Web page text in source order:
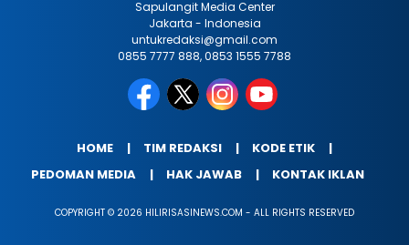
Sapulangit Media Center
Jakarta - Indonesia
untukredaksi@gmail.com
0855 7777 888, 0853 1555 7788
HOME TIM REDAKSI
KODE ETIK
PEDOMAN MEDIA
HAK JAWAB KONTAK IKLAN
COPYRIGHT © 2026 HILIRISASINEWS.COM - ALL RIGHTS RESERVED